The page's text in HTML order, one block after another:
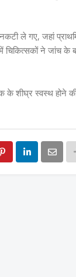
ले गए, जहां
ने जांच के
के शीघ्र स्वस्थ